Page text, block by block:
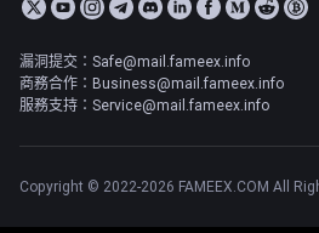
漏洞提交：Safe@mail.fameex.info
商務合作：Business@mail.fameex.info
服務支持：Service@mail.fameex.info
Copyright © 2022-2026 FAMEEX.COM All